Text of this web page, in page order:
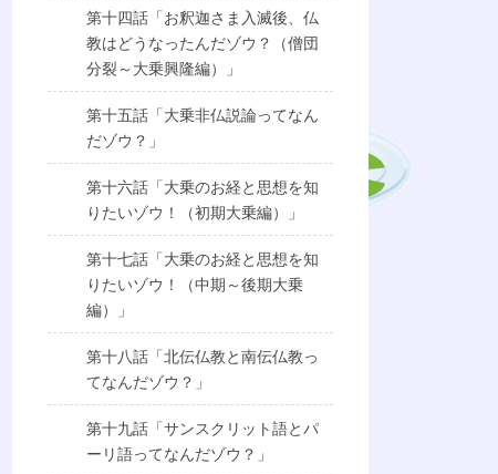
第十四話「お釈迦さま入滅後、仏
教はどうなったんだゾウ？（僧団
分裂～大乗興隆編）」
第十五話「大乗非仏説論ってなん
だゾウ？」
第十六話「大乗のお経と思想を知
りたいゾウ！（初期大乗編）」
第十七話「大乗のお経と思想を知
りたいゾウ！（中期～後期大乗
編）」
第十八話「北伝仏教と南伝仏教っ
てなんだゾウ？」
第十九話「サンスクリット語とパ
ーリ語ってなんだゾウ？」